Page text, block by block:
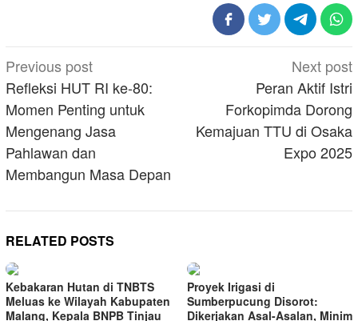
Post
navigation
Previous post
Refleksi HUT RI ke-80:
Momen Penting untuk
Mengenang Jasa
Pahlawan dan
Membangun Masa Depan
Next post
Peran Aktif Istri
Forkopimda Dorong
Kemajuan TTU di Osaka
Expo 2025
RELATED POSTS
Kebakaran Hutan di TNBTS
Meluas ke Wilayah Kabupaten
Malang, Kepala BNPB Tinjau
Proyek Irigasi di
Sumberpucung Disorot:
Dikerjakan Asal-Asalan, Minim